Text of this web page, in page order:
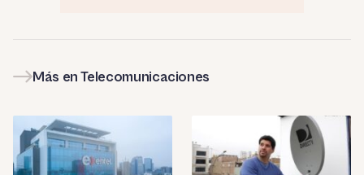
Más en Telecomunicaciones